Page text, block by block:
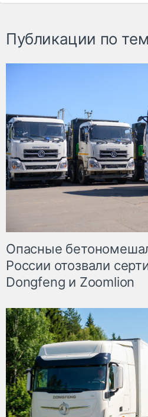
Публикации по
Опасные
России отозвали
Dongfeng и Zoomlion